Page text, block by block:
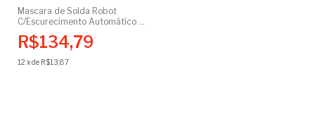
Mascara de Solda Robot
C/Escurecimento Automático e
R$134,79
12 xde R$13,87